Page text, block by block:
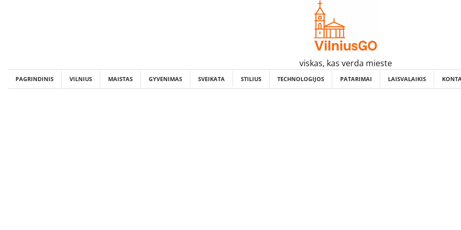
viskas, kas verda mieste
PAGRINDINIS VILNIUS MAISTAS GYVENIMAS SVEIKATA STILIUS TECHNOLOGIJOS PATARIMAI LAISVALAIKIS